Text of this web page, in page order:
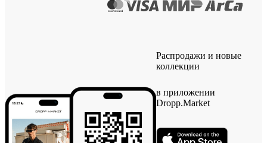
Распродажи и новые
коллекции
в приложении
Dropp.Market